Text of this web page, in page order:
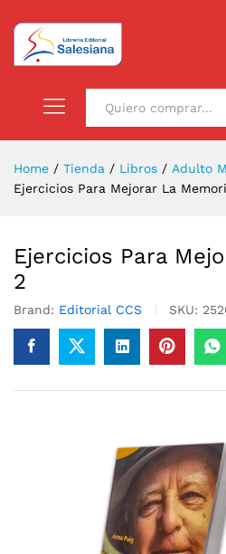
Home / Tienda / Libros / Adulto
Ejercicios Para Mejorar La
Ejercicios Para
2
Brand: Editorial CCS SKU: